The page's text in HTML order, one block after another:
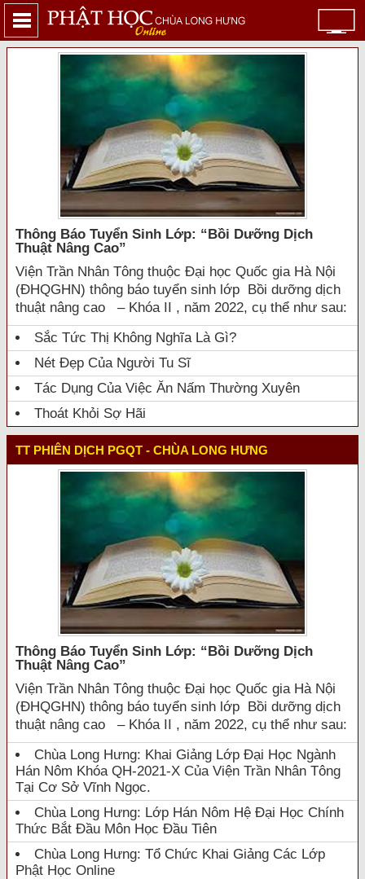
Thông Báo Tuyển Sinh Lớp: “bồi Dưỡng Dịch
Thuật Nâng Cao”
Viện Trần Nhân Tông thuộc Đại học Quốc gia Hà Nội
(ĐHQGHN) thông báo tuyển sinh lớp Bồi dưỡng dịch
thuật nâng cao – Khóa II , năm 2022, cụ thể như sau:
Sắc Tức Thị Không Nghĩa Là Gì?
Nét Đẹp Của Người Tu Sĩ
Tác Dụng Của Việc Ăn Nấm Thường Xuyên
Thoát Khỏi Sợ Hãi
TT PHIÊN DỊCH PGQT - CHÙA LONG HƯNG
Thông Báo Tuyển Sinh Lớp: “bồi Dưỡng Dịch
Thuật Nâng Cao”
Viện Trần Nhân Tông thuộc Đại học Quốc gia Hà Nội
(ĐHQGHN) thông báo tuyển sinh lớp Bồi dưỡng dịch
thuật nâng cao – Khóa II , năm 2022, cụ thể như sau:
Chùa Long Hưng: Khai Giảng Lớp Đại Học Ngành
Hán Nôm Khóa QH-2021-X Của Viện Trần Nhân Tông
Tại Cơ Sở Vĩnh Ngọc.
Chùa Long Hưng: Lớp Hán Nôm Hệ Đại Học Chính
Thức Bắt Đầu Môn Học Đầu Tiên
Chùa Long Hưng: Tổ Chức Khai Giảng Các Lớp
Phật Học Online